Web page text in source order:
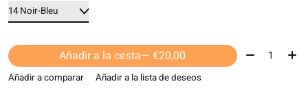
Añadir a la cesta — €20,00 Cantidad:
Añadir a comparar Añadir a la lista de deseos